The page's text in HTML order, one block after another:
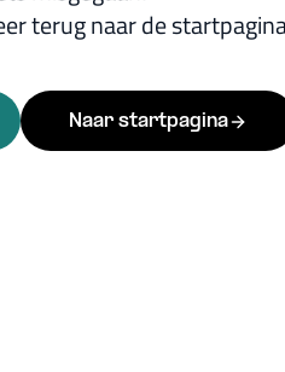
terug naar de
Naar startpagina